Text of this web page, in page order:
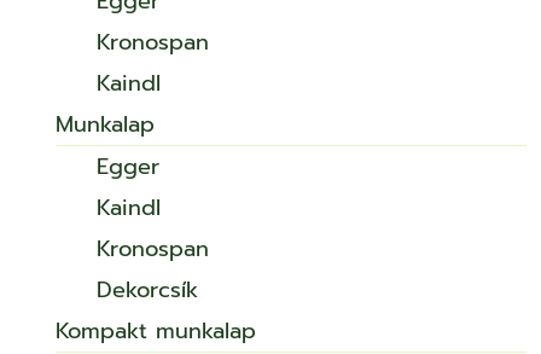
Kronospan
Kaindl
Munkalap
Egger
Kaindl
Kronospan
Dekorcsík
Kompakt munkalap